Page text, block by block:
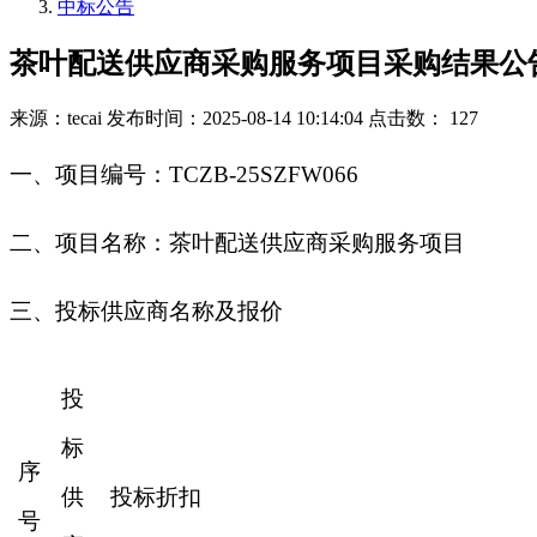
中标公告
茶叶配送供应商采购服务项目采购结果公
来源：tecai 发布时间：2025-08-14 10:14:04 点击数： 127
一、项目编号：TCZB-25SZFW066
二、项目名称：茶叶配送供应商采购服务项目
三、投标供应商名称及报价
序
号
投
标
供
投标折扣